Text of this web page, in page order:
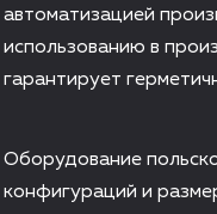
автоматизацией
использованию в
гарантирует
Оборудование
конфигураций и